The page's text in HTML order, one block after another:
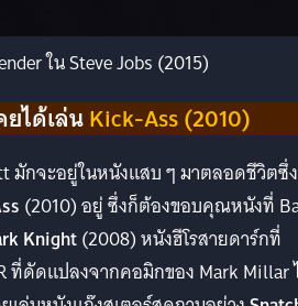
ใน Steve Jobs (2015)
ยได้เล่นKick-Ass (2010)
มักจะอยู่ในหนังแสบ ๆ มาตลอดชีวิตซึ่
(2010) อยู่ ซึ่งก็ต้องขอบคุณหนังที่
Knight(2008) หนังฮีโรสายดาร์กที่
ที่ดัดแปลงจากคอมิกของ Mark Millar